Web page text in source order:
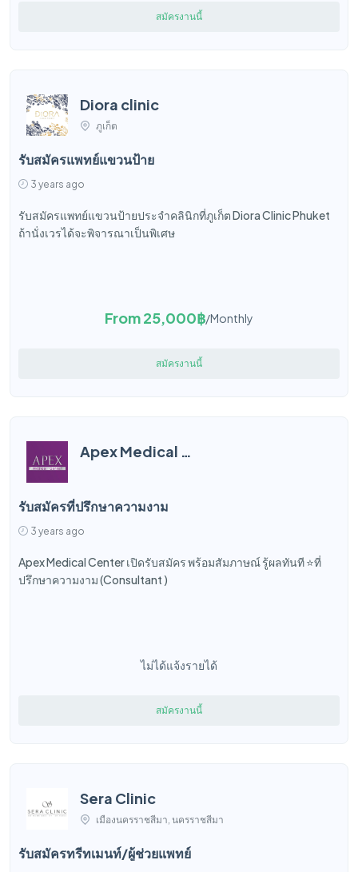
สมัครงานนี้
Diora clinic
ภูเก็ต
รับสมัครแพทย์แขวนป้าย
3 years ago
รับสมัครแพทย์แขวนป้ายประจำคลินิกที่ภูเก็ต Diora Clinic Phuket
ถ้านั่งเวรได้จะพิจารณาเป็นพิเศษ
From 25,000฿/Monthly
สมัครงานนี้
Apex Medical Center
รับสมัครที่ปรึกษาความงาม
3 years ago
Apex Medical Center เปิดรับสมัคร พร้อมสัมภาษณ์ รู้ผลทันที ⭐️ที่
ปรึกษาความงาม (Consultant )
ไม่ได้แจ้งรายได้
สมัครงานนี้
Sera Clinic
เมืองนครราชสีมา, นครราชสีมา
รับสมัครทรีทเมนท์/ผู้ช่วยแพทย์